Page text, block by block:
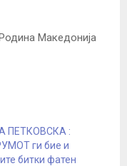
Македонија
ПЕТКОВСКА :
ги бие и
битки фатен